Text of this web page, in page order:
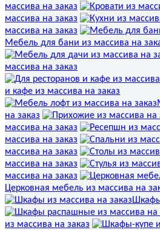
массива на заказ
массива на заказ
массива на заказ
Мебель для бани из массива на
массива на заказ
и кафе из массива на заказ
на заказ
массива на заказ
массива на заказ
массива на заказ
массива на заказ
массива на заказ
Церковная мебель из массива на
из массива на заказ